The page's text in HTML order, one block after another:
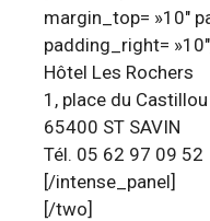
margin_top= »10″
padding_right=
Hôtel Les Rochers
1, place du Castillou
65400 ST SAVIN
Tél. 05 62 97 09 52
[/intense_panel]
[/two]